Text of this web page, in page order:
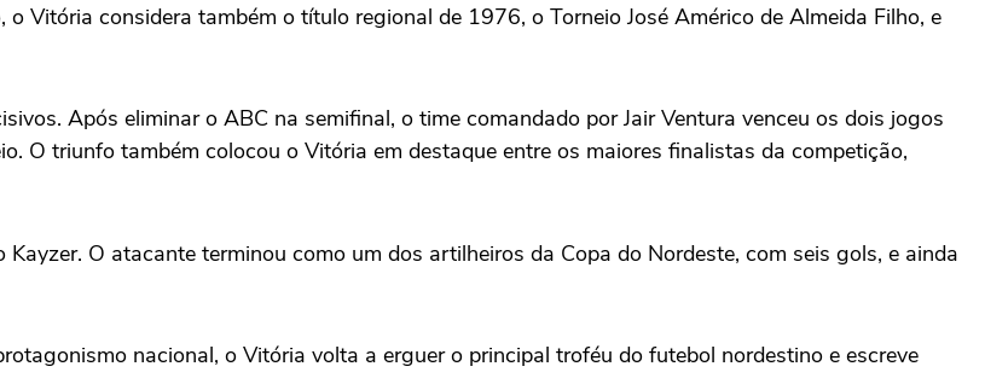
Vitória considera também o título regional de 1976, o Torneio José Américo de Almeida Filho, e
Após eliminar o ABC na semifinal, o time comandado por Jair Ventura venceu os dois jogos
O triunfo também colocou o Vitória em destaque entre os maiores finalistas da competição,
O atacante terminou como um dos artilheiros da Copa do Nordeste, com seis gols, e ainda
nacional, o Vitória volta a erguer o principal troféu do futebol nordestino e escreve